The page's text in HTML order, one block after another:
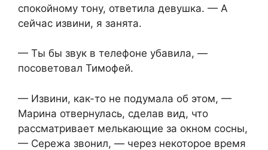
спокойному тону, ответила девушка. — А
сейчас извини, я занята.
— Ты бы звук в телефоне убавила, —
посоветовал Тимофей.
— Извини, как-то не подумала об этом, —
Марина отвернулась, сделав вид, что
рассматривает мелькающие за окном сосны,
— Сережа звонил, — через некоторое время